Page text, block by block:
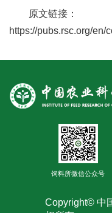
原文链接：
https://pubs.rsc.org/en/
饲料所微信公众号
Copyright© 中